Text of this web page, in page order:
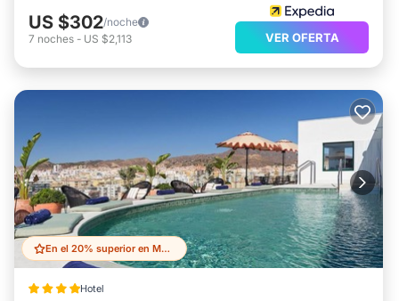
US $302/noche
7 noches - US $2,113 VER OFERTA
En el 20% superior en Malaga Historic Centre
Hotel